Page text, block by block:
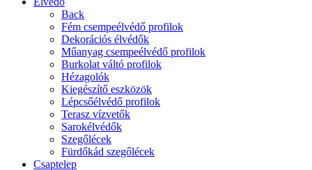
Back
Fém csempeélvédő profilok
Dekorációs élvédők
Műanyag csempeélvédő profilok
Burkolat váltó profilok
Hézagolók
Kiegészítő eszközök
Lépcsőélvédő profilok
Terasz vízvetők
Sarokélvédők
Szegőlécek
Fürdőkád szegőlécek
Csaptelep